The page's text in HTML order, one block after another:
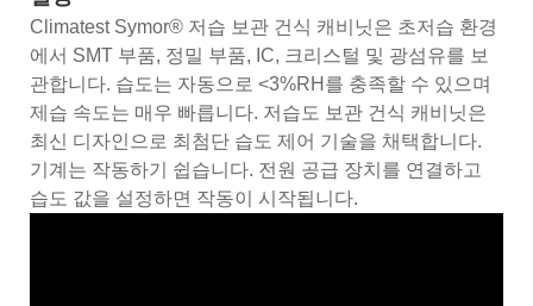
Climatest Symor® 저습 보관 건식 캐비닛은 초저습 환경
에서 SMT 부품, 정밀 부품, IC, 크리스털 및 광섬유를 보
관합니다. 습도는 자동으로 <3%RH를 충족할 수 있으며
제습 속도는 매우 빠릅니다. 저습도 보관 건식 캐비닛은
최신 디자인으로 최첨단 습도 제어 기술을 채택합니다.
기계는 작동하기 쉽습니다. 전원 공급 장치를 연결하고
습도 값을 설정하면 작동이 시작됩니다.